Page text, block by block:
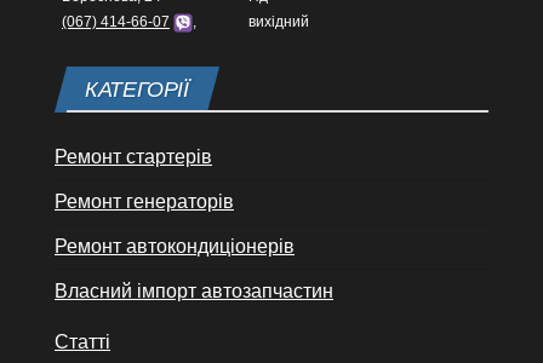
(067) 414-66-07
,
вихідний
КАТЕГОРІЇ
Ремонт стартерів
Ремонт генераторів
Ремонт автокондиціонерів
Власний імпорт автозапчастин
Статті